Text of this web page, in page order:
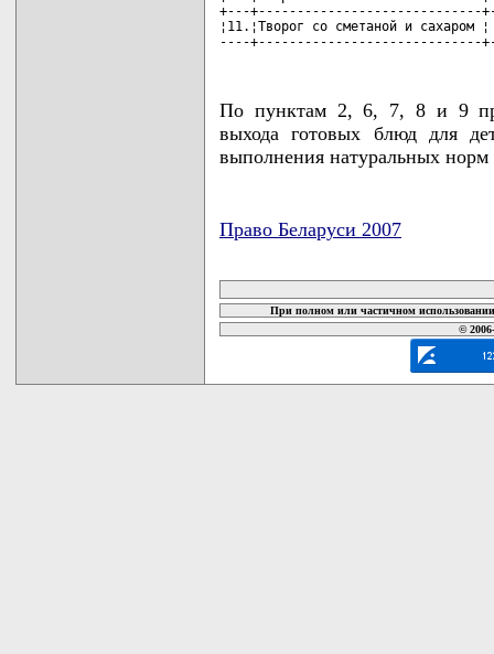
+---+-----------------------------
¦11.¦Творог со сметаной и
----+-----------------------------
По пунктам 2, 6, 7, 8 и 9
выхода готовых блюд для
выполнения натуральных
Право Беларуси 2007
При полном или частичном
©